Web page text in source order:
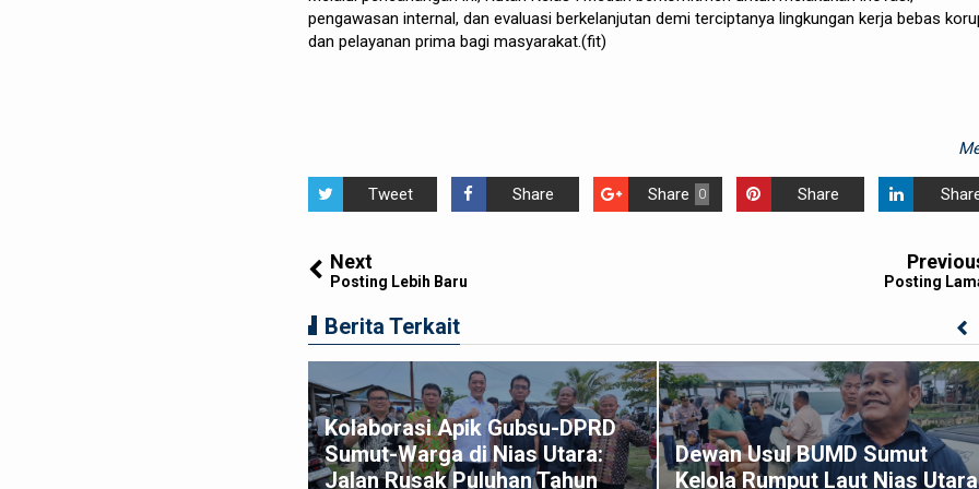
pengawasan internal, dan evaluasi berkelanjutan demi terciptanya lingkungan kerja bebas
dan pelayanan prima bagi masyarakat.(fit)
Tweet Share 0
Share Share
Next
Posting Lebih Baru Posting
Berita Terkait
Kolaborasi Apik Gubsu-DPRD
Sumut-Warga di Nias Utara:
Jalan Rusak Puluhan Tahun
Dewan Usul BUMD Sumut
Kelola Rumput Laut Nias Utara